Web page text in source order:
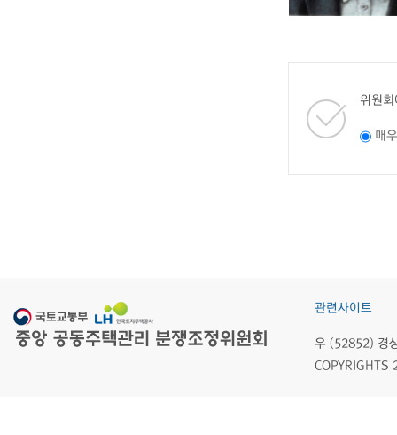
위원
매
관련사이트
우 (52852) 경
COPYRIGHTS